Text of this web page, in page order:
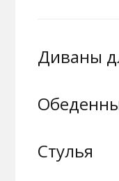
Диваны
Стулья